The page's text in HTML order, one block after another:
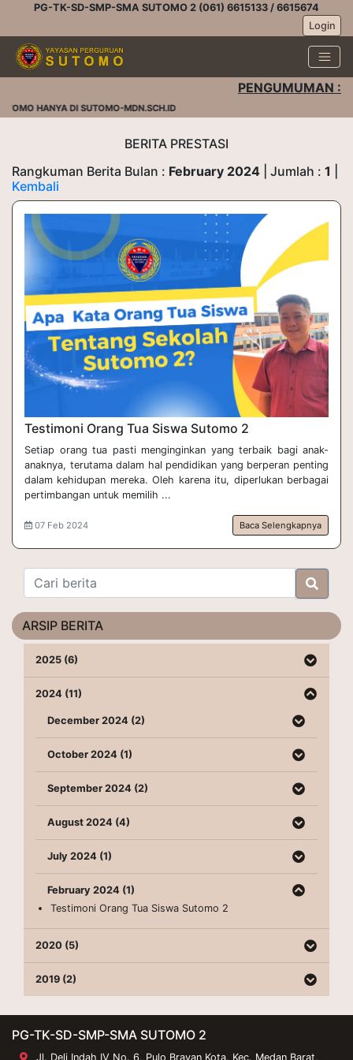
PG-TK-SD-SMP-SMA SUTOMO 2 (061) 6615133 / 6615674
Login
PENGUMUMAN :
HANYA DI SUTOMO-MDN.SCH.ID
BERITA PRESTASI
Rangkuman Berita Bulan : February 2024 | Jumlah : 1
Kembali
Testimoni Orang Tua Siswa Sutomo 2
Setiap orang tua pasti menginginkan yang terbaik bagi anak-
anaknya, terutama dalam hal pendidikan yang berperan penting
dalam kehidupan mereka. Oleh karena itu, diperlukan berbagai
pertimbangan untuk memilih ...
07 Feb 2024 Baca Selengkapnya
ARSIP BERITA
2025 (6)
2024 (11)
December 2024 (2)
October 2024 (1)
September 2024 (2)
August 2024 (4)
July 2024 (1)
February 2024 (1)
Testimoni Orang Tua Siswa Sutomo 2
2020 (5)
2019 (2)
PG-TK-SD-SMP-SMA SUTOMO 2
Jl. Deli Indah IV No. 6, Pulo Brayan Kota, Kec. Medan Barat,